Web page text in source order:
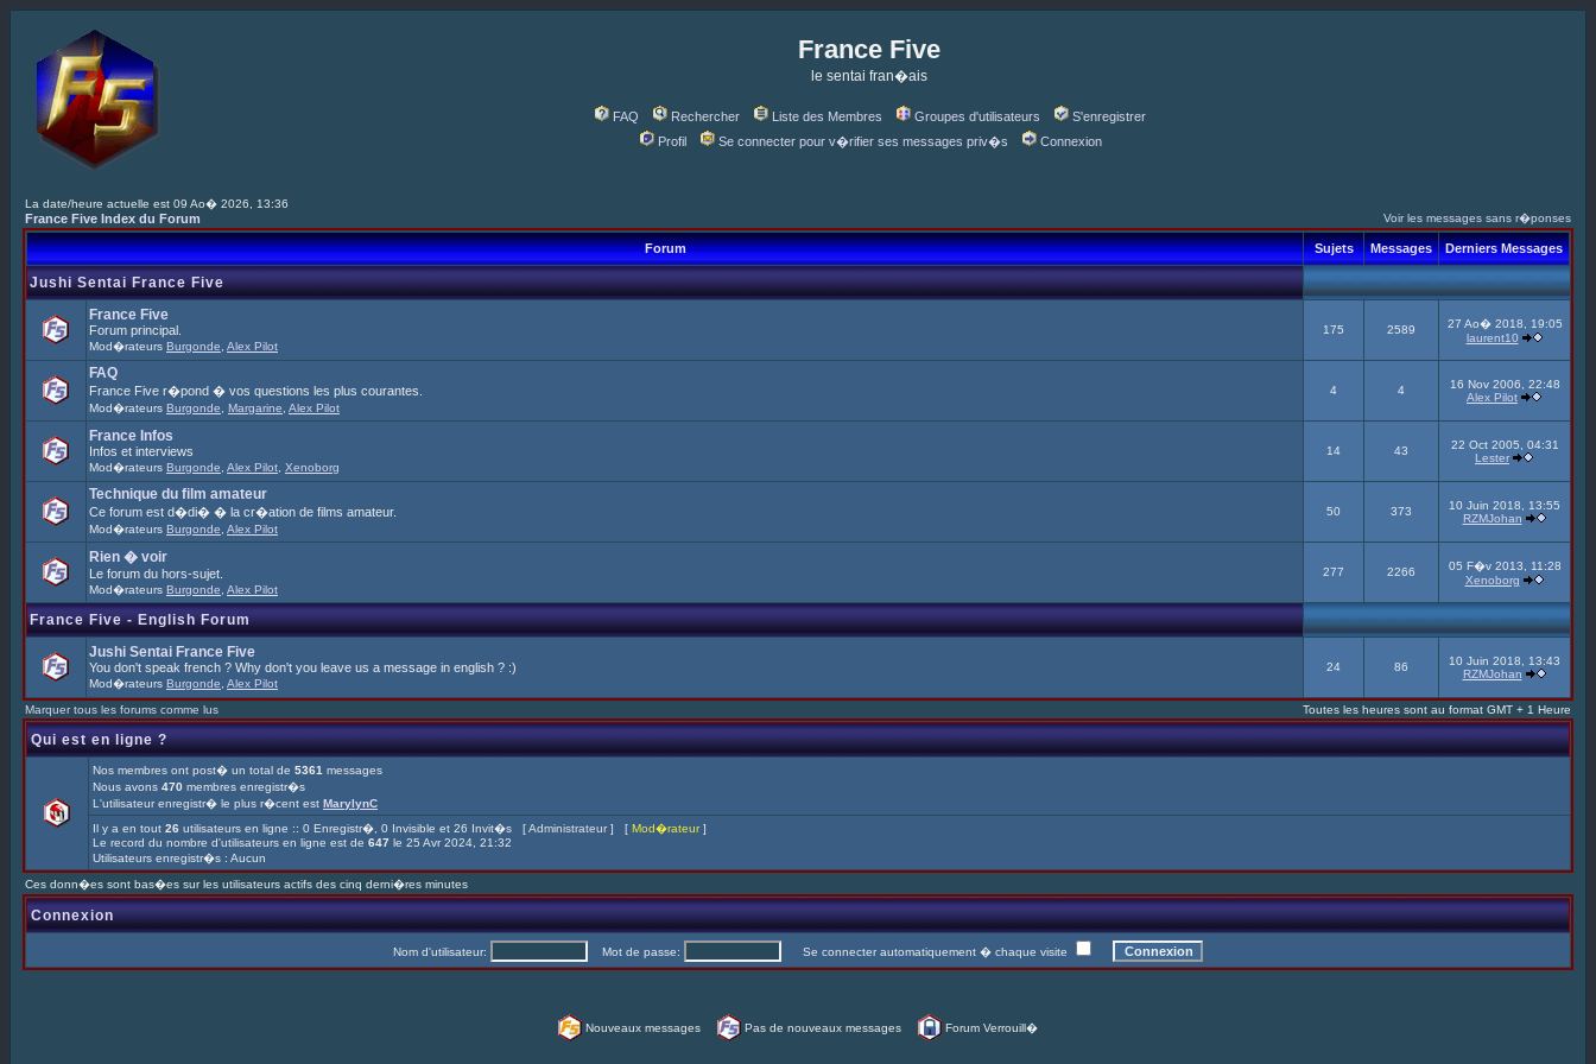
France Five
le sentai fran�ais
FAQ Rechercher Liste des Membres Groupes d'utilisateurs
S'enregistrer
Profil
Se connecter pour v�rifier ses messages priv�s Connexion
La date/heure actuelle est 09 Ao� 2026, 13:36
France Five Index du Forum Voir les messages sans r�ponses
Forum Sujets Messages Derniers Messages
Jushi Sentai France Five
France Five
Forum principal.
Mod�rateurs Burgonde Alex Pilot
175 2589
27 Ao� 2018, 19:05
laurent10
FAQ
France Five r�pond � vos questions les plus courantes.
Mod�rateurs Burgonde Margarine Alex Pilot
4 4
16 Nov 2006, 22:48
Alex Pilot
France Infos
Infos et interviews
Mod�rateurs Burgonde Alex Pilot Xenoborg
14 43
22 Oct 2005, 04:31
Lester
Technique du film amateur
Ce forum est d�di� � la cr�ation de films amateur.
Mod�rateurs Burgonde Alex Pilot
50 373
10 Juin 2018, 13:55
RZMJohan
Rien � voir
Le forum du hors-sujet.
Mod�rateurs Burgonde Alex Pilot
277 2266
05 F�v 2013, 11:28
Xenoborg
France Five - English Forum
Jushi Sentai France Five
You don't speak french ? Why don't you leave us a message in english ? :)
Mod�rateurs Burgonde Alex Pilot
24 86
10 Juin 2018, 13:43
RZMJohan
Marquer tous les forums comme lus Toutes les heures sont au format GMT + 1 Heure
Qui est en ligne ?
Nos membres ont post� un total de 5361 messages
Nous avons 470 membres enregistr�s
L'utilisateur enregistr� le plus r�cent est MarylynC
Il y a en tout 26 utilisateurs en ligne :: 0 Enregistr�, 0 Invisible et 26 Invit�s [Administrateur] [ Mod�rateur]
Le record du nombre d'utilisateurs en ligne est de 647 le 25 Avr 2024, 21:32
Utilisateurs enregistr�s : Aucun
Ces donn�es sont bas�es sur les utilisateurs actifs des cinq derni�res minutes
Connexion
Nom d'utilisateur: Mot de passe: Se connecter automatiquement � chaque visite
Nouveaux messages Pas de nouveaux messages Forum Verrouill�